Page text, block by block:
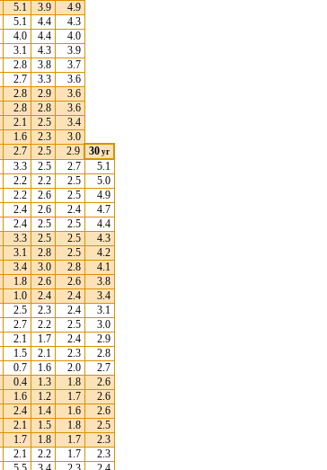
5.1 3.9
4.9
5.1 4.4
4.3
4.0 4.4
4.0
3.1 4.3
3.9
2.8 3.8
3.7
2.7 3.3
3.6
2.8 2.9
3.6
2.8 2.8
3.6
2.1 2.5
3.4
1.6 2.3
3.0
2.7 2.5 2.9 30yr
3.3 2.5 2.7
5.1
2.2 2.2 2.5
5.0
2.2 2.6 2.5
4.9
2.4 2.6 2.4
4.7
2.4 2.5 2.5
4.4
3.3 2.5 2.5
4.3
3.1 2.8 2.5
4.2
3.4 3.0 2.8
4.1
1.8 2.6 2.6
3.8
1.0 2.4 2.4
3.4
2.5 2.3 2.4
3.1
2.7 2.2 2.5
3.0
2.1 1.7 2.4
2.9
1.5 2.1 2.3
2.8
0.7 1.6 2.0
2.7
0.4 1.3 1.8
2.6
1.6 1.2 1.7
2.6
2.4 1.4 1.6
2.6
2.1 1.5 1.8
2.5
1.7 1.8 1.7
2.3
2.1 2.2 1.7
2.3